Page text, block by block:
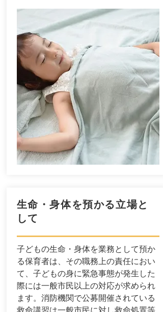
生命・身体を預かる立場と
して
子どもの生命・身体を業務として預か
る保育者は、その職務上の責任におい
て、子どもの身に緊急事態が発生した
際には一般市民以上の対応が求められ
ます。消防機関で公募開催されている